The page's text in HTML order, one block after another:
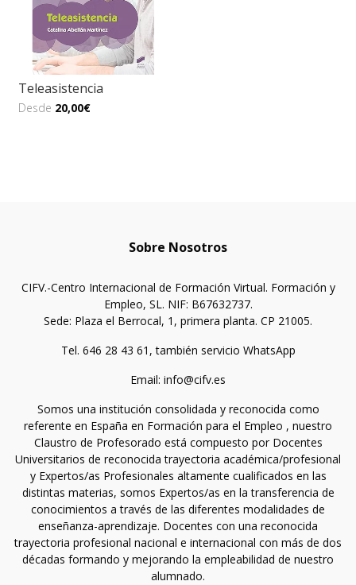
Teleasistencia
Desde 20,00€
Sobre Nosotros
CIFV.-Centro Internacional de Formación Virtual. Formación y
Empleo, SL. NIF: B67632737.
Sede: Plaza el Berrocal, 1, primera planta. CP 21005.
Tel. 646 28 43 61, también servicio WhatsApp
Email: info@cifv.es
Somos una institución consolidada y reconocida como
referente en España en Formación para el Empleo , nuestro
Claustro de Profesorado está compuesto por Docentes
Universitarios de reconocida trayectoria académica/profesional
y Expertos/as Profesionales altamente cualificados en las
distintas materias, somos Expertos/as en la transferencia de
conocimientos a través de las diferentes modalidades de
enseñanza-aprendizaje. Docentes con una reconocida
trayectoria profesional nacional e internacional con más de dos
décadas formando y mejorando la empleabilidad de nuestro
alumnado.